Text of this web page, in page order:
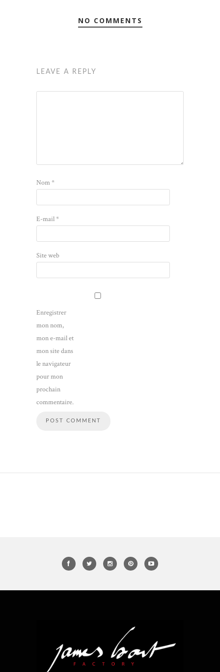
NO COMMENTS
LEAVE A REPLY
Nom*
E-mail*
Site web
Enregistrer
mon nom,
mon e-mail et
mon site dans
le navigateur
pour mon
prochain
commentaire.